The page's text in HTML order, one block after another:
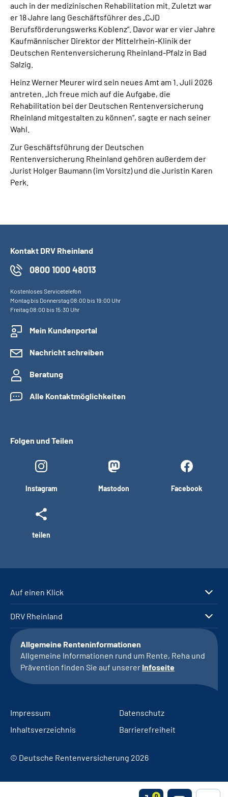
Mein Kundenportal
auch in der medizinischen Rehabilitation mit. Zuletzt war
er 18 Jahre lang Geschäftsführer des „CJD
Berufsförderungswerks Koblenz“. Davor war er vier Jahre
Kaufmännischer Direktor der Mittelrhein-Klinik der
Deutschen Rentenversicherung Rheinland-Pfalz in Bad
Salzig.
Heinz Werner Meurer wird sein neues Amt am 1. Juli 2026
antreten. „Ich freue mich auf die Aufgabe, die
Rehabilitation bei der Deutschen Rentenversicherung
Rheinland mitgestalten zu können“, sagte er nach seiner
Wahl.
Zur Geschäftsführung der Deutschen
Rentenversicherung Rheinland gehören außerdem der
Jurist Holger Baumann (im Vorsitz) und die Juristin Karen
Perk.
Kontakt DRV Rheinland
0800 1000 48013
Kostenloses Servicetelefon
Montag bis Donnerstag 08:00 bis 19:00 Uhr
Freitag 08:00 bis 15:30 Uhr
Mein Kundenportal
Nachricht schreiben
Beratung
Alle Kontaktmöglichkeiten
Folgen und Teilen
Instagram Mastodon Facebook
teilen
Auf einen Klick
DRV Rheinland
Allgemeine Renteninformationen
Allgemeine Informationen rund um Rente, Reha und
Prävention finden Sie auf unserer Infoseite
Impressum
Datenschutz
Inhaltsverzeichnis
Barrierefreiheit
© Deutsche Rentenversicherung 2026